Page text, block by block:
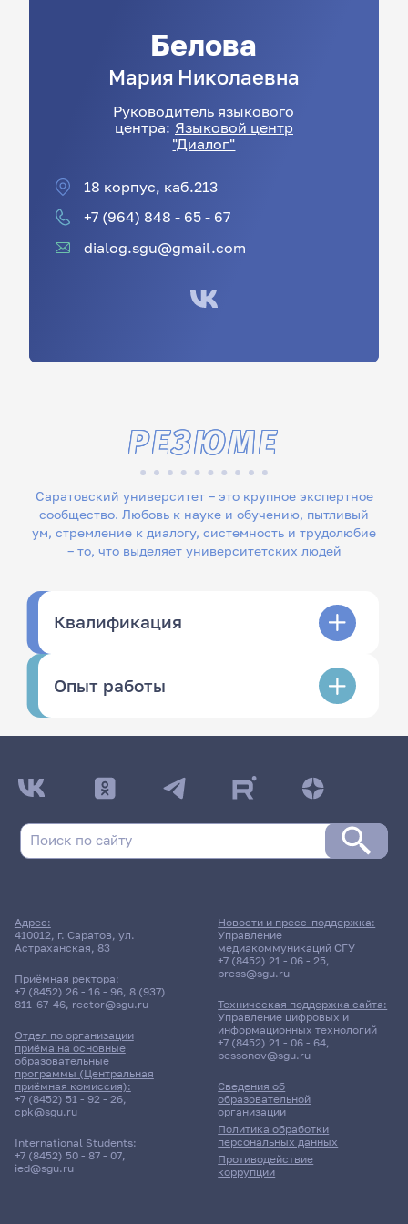
Белова
Мария Николаевна
Руководитель языкового
центра: Языковой центр
"Диалог"
18 корпус, каб.213
+7 (964) 848 - 65 - 67
dialog.sgu@gmail.com
Саратовский университет – это крупное экспертное
сообщество. Любовь к науке и обучению, пытливый
ум, стремление к диалогу, системность и трудолюбие
– то, что выделяет университетских людей
РЕЗЮМЕ
Квалификация
Опыт работы
Адрес:
410012, г. Саратов, ул.
Астраханская, 83
Приёмная ректора:
+7 (8452) 26 - 16 - 96, 8 (937)
811-67-46, rector@sgu.ru
Отдел по организации
приёма на основные
образовательные
программы (Центральная
приёмная комиссия):
+7 (8452) 51 - 92 - 26,
cpk@sgu.ru
International Students:
+7 (8452) 50 - 87 - 07,
ied@sgu.ru
Сведения об
образовательной
организации
Политика обработки
персональных данных
Противодействие
коррупции
Новости и пресс-поддержка:
Управление
медиакоммуникаций СГУ
+7 (8452) 21 - 06 - 25,
press@sgu.ru
Техническая поддержка сайта:
Управление цифровых и
информационных технологий
+7 (8452) 21 - 06 - 64,
bessonov@sgu.ru